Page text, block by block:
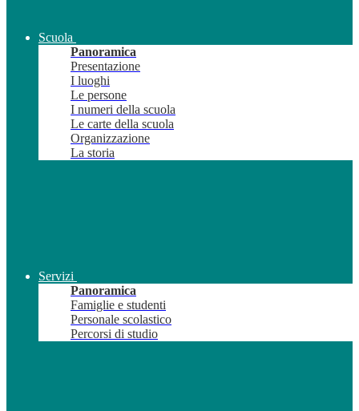
Scuola
Panoramica
Presentazione
I luoghi
Le persone
I numeri della scuola
Le carte della scuola
Organizzazione
La storia
Servizi
Panoramica
Famiglie e studenti
Personale scolastico
Percorsi di studio